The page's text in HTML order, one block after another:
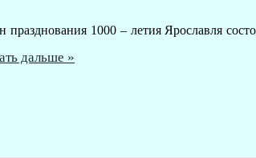
празднования 1000 – летия Ярославля
дальше »